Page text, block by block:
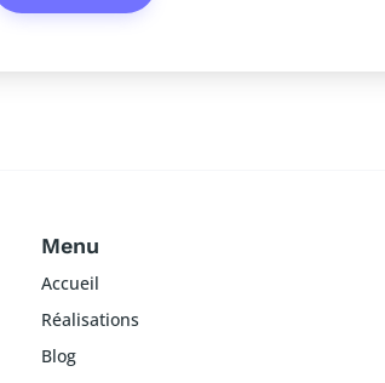
Menu
Accueil
Réalisations
Blog